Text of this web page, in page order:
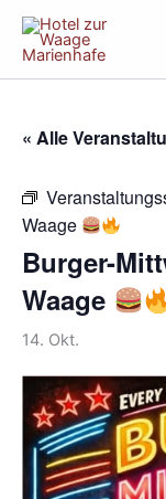
Zum
Inhalt
springen
« Alle
Waage
Burger-
Waage
14. Okt.